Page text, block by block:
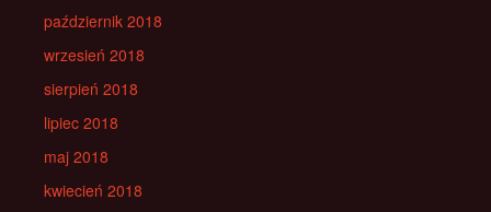
październik 2018
wrzesień 2018
sierpień 2018
lipiec 2018
maj 2018
kwiecień 2018